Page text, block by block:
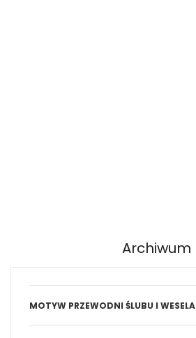
Archiwum
MOTYW PRZEWODNI ŚLUBU I WESELA